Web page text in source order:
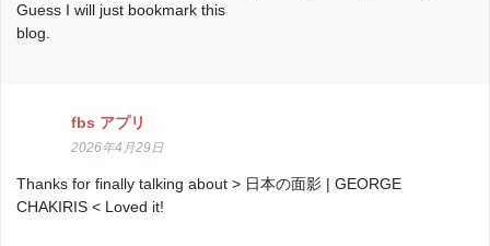
Guess I will just bookmark this
blog.
fbs アプリ
2026年4月29日
Thanks for finally talking about > 日本の面影 | GEORGE
CHAKIRIS < Loved it!